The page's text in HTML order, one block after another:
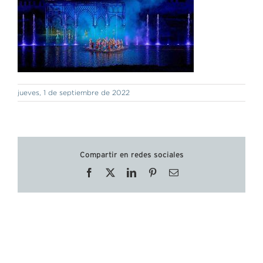
jueves, 1 de septiembre de 2022
Compartir en redes sociales
Facebook LinkedInPinterestCorreo